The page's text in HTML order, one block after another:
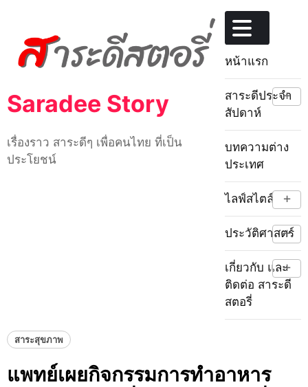
content
Saradee Story
เรื่องราว สาระดีๆ เพื่อคนไทย ที่เป็น
ประโยชน์
หน้าแรก
สาระดีประจำ
สัปดาห์
+
บทความต่าง
ประเทศ
ไลฟ์สไตล์ +
ประวัติศาสตร์
+
เกี่ยวกับ และ
ติดต่อ สาระดี
สตอรี่
+
สาระสุขภาพ
แพทย์เผยกิจกรรมการทำอาหาร